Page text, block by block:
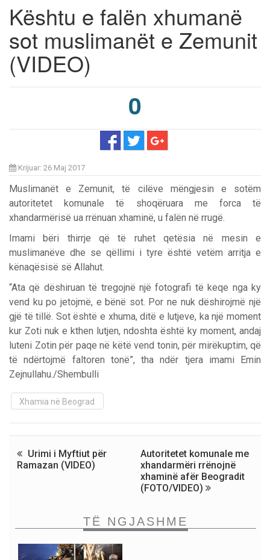
Kështu e falën xhumanë
sot muslimanët e Zemunit
(VIDEO)
0
Krijuar: 26 Maj 2017
Muslimanët e Zemunit, të cilëve mëngjesin e sotëm
autoritetet komunale të shoqëruara me forca të
xhandarmërisë ua rrënuan xhaminë, u falën në rrugë.
Imami bëri thirrje që të ruhet qetësia në mesin e
muslimanëve dhe se qëllimi i tyre është vetëm arritja e
kënaqësisë së Allahut.
“Ata që dëshiruan të tregojnë një fotografi të keqe nga ky
vend ku po jetojmë, e bënë sot. Por ne nuk dëshirojmë një
gjë të tillë. Sot është e xhuma, ditë e lutjeve, ka një moment
kur Zoti nuk e kthen lutjen, ndoshta është ky moment, andaj
luteni Zotin për paqe në këtë vend tonin, për mirëkuptim, që
të ndërtojmë faltoren tonë”, tha ndër tjera imami Emin
Zejnullahu./Shembulli
Xhamia në Beograd
Urimi i Myftiut për
Ramazan (VIDEO)
Autoritetet komunale me
xhandarmëri rrënojnë
xhaminë afër Beogradit
(FOTO/VIDEO)
TË NGJASHME